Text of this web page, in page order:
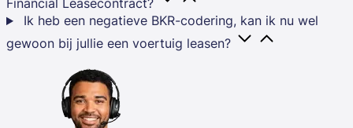
Ik heb een negatieve BKR-codering, kan ik nu wel
gewoon bij jullie een voertuig leasen?